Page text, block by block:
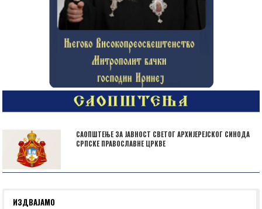
САОПШТЕЊЕ ЗА ЈАВНОСТ СВЕТОГ АРХИЈЕРЕЈСКОГ СИНОДА
СРПСКЕ ПРАВОСЛАВНЕ ЦРКВЕ
ИЗДВАЈАМО